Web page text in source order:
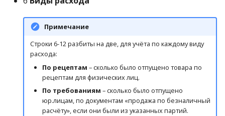
Примечание
Строки 6-12 разбиты на две, для учёта по каждому виду
расхода:
По рецептам – сколько было отпущено товара по
рецептам для физических лиц.
По требованиям – сколько было отпущено
юр.лицам, по документам «продажа по безналичный
расчёту», если они были из указанных партий.